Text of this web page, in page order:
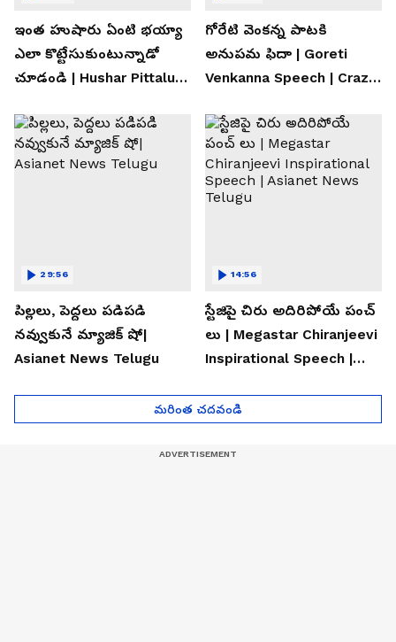
ఇంత హుషారు ఏంటి భయ్యా
ఎలా కొట్టేసుకుంటున్నాడో
చూడండి | Hushar Pittalu
Bhanu
గోరేటి వెంకన్న పాటకి
అనుపమ ఫిదా | Goreti
Venkanna Speech | Crazy
Event
పిల్లలు, పెద్దలు పడిపడి
నవ్వుకునే మ్యాజిక్ షో|
Asianet News Telugu
29:56
స్టేజిపై చిరు అదిరిపోయే పంచ్
లు | Megastar Chiranjeevi
Inspirational Speech |
14:56
మరింత చదవండి